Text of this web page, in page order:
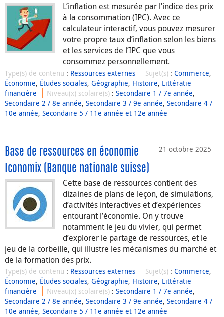
L’inflation est mesurée par l’indice des prix
à la consommation (IPC). Avec ce
calculateur interactif, vous pouvez mesurer
votre propre taux d’inflation selon les biens
et les services de l’IPC que vous
consommez personnellement.
Type(s) de contenu : Ressources externes Sujet(s) :Commerce,
Économie, Études sociales, Géographie, Histoire, Littératie
financière
Niveau(x) scolaire(s) :Secondaire 1 / 7e année,
Secondaire 2 / 8e année, Secondaire 3 / 9e année, Secondaire 4 /
10e année, Secondaire 5 / 11e année et 12e année
21 octobre 2025
Base de ressources en économie
Iconomix (Banque nationale suisse)
Cette base de ressources contient des
dizaines de plans de leçon, de simulations,
d’activités interactives et d’expériences
entourant l’économie. On y trouve
notamment le jeu du vivier, qui permet
d’explorer le partage de ressources, et le
jeu de la corbeille, qui illustre les mécanismes du marché et
de la formation des prix.
Type(s) de contenu : Ressources externes Sujet(s) :Commerce,
Économie, Études sociales, Géographie, Histoire, Littératie
financière
Niveau(x) scolaire(s) :Secondaire 1 / 7e année,
Secondaire 2 / 8e année, Secondaire 3 / 9e année, Secondaire 4 /
10e année, Secondaire 5 / 11e année et 12e année